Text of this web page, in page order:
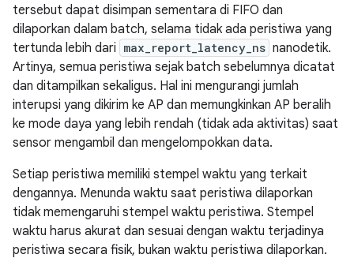
tersebut dapat disimpan sementara di FIFO dan
dilaporkan dalam batch, selama tidak ada peristiwa yang
tertunda lebih dari max_report_latency_ns nanodetik.
Artinya, semua peristiwa sejak batch sebelumnya dicatat
dan ditampilkan sekaligus. Hal ini mengurangi jumlah
interupsi yang dikirim ke AP dan memungkinkan AP beralih
ke mode daya yang lebih rendah (tidak ada aktivitas) saat
sensor mengambil dan mengelompokkan data.
Setiap peristiwa memiliki stempel waktu yang terkait
dengannya. Menunda waktu saat peristiwa dilaporkan
tidak memengaruhi stempel waktu peristiwa. Stempel
waktu harus akurat dan sesuai dengan waktu terjadinya
peristiwa secara fisik, bukan waktu peristiwa dilaporkan.